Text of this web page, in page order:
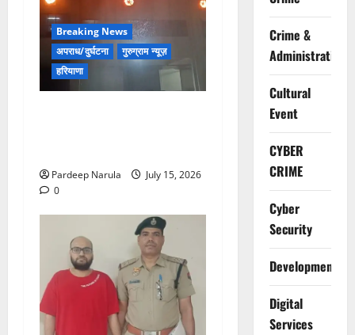
Breaking News
अपराध/दुर्घटना
गुरुग्राम न्यूज़
हरियाणा
Pardeep Narula
July 15, 2026
0
Crime &
Administration
Cultural
Event
CYBER
CRIME
Cyber
Security
Development
Digital
Services